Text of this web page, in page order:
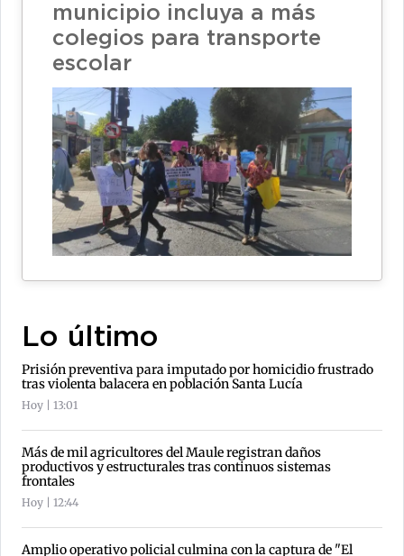
municipio incluya a más
colegios para transporte
escolar
Lo último
Prisión preventiva para imputado por homicidio frustrado
tras violenta balacera en población Santa Lucía
Hoy | 13:01
Más de mil agricultores del Maule registran daños
productivos y estructurales tras continuos sistemas
frontales
Hoy | 12:44
Amplio operativo policial culmina con la captura de "El